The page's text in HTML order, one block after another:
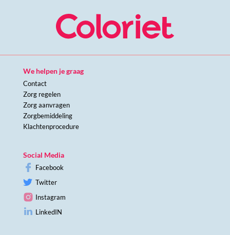
We helpen je graag
Contact
Zorg regelen
Zorg aanvragen
Zorgbemiddeling
Klachtenprocedure
Social Media
Facebook
Twitter
Instagram
LinkedIN